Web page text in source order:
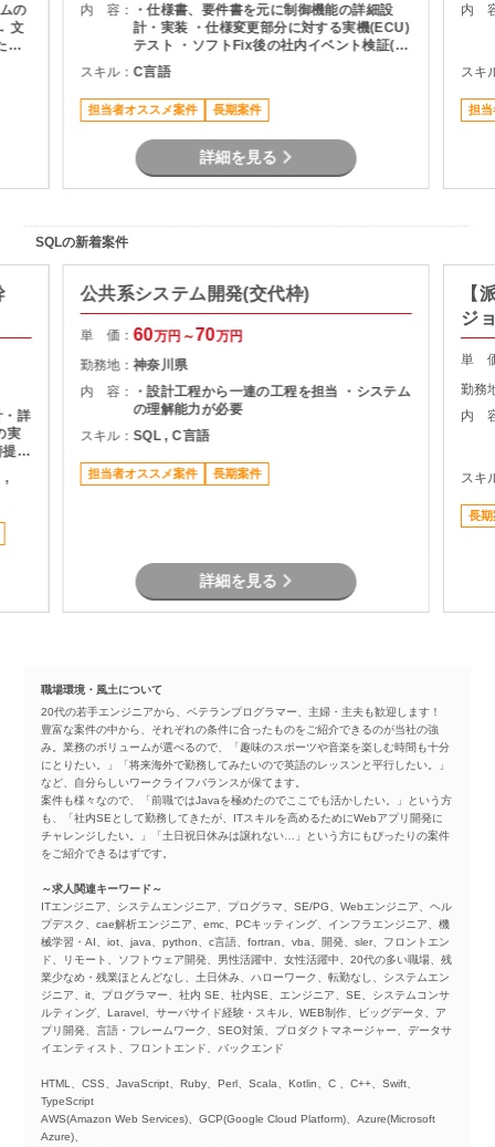
の
文
プ
内 容：
・仕様書、要件書を元に制御機能の詳細設
計・実装 ・仕様変更部分に対する実機(ECU)
テスト ・ソフトFix後の社内イベント検証(ハ
ード/ソフト)
スキル：C言語
担当者オススメ案件 長期案件
詳細を見る
内
スキ
担当
SQLの新着案件
・詳
実
案
,
公共系システム開発(交代枠)
単 価：60万円～70万円
勤務地：神奈川県
内 容：
・設計工程から一連の工程を担当 ・システム
の理解能力が必要
スキル：SQL , C言語
担当者オススメ案件 長期案件
詳細を見る
【
ジ
単
勤務
内
スキ
長期
職場環境・風土について
20代の若手エンジニアから、ベテランプログラマー、主婦・主夫も歓迎します！
豊富な案件の中から、それぞれの条件に合ったものをご紹介できるのが当社の強
み。業務のボリュームが選べるので、「趣味のスポーツや音楽を楽しむ時間も十分
にとりたい。」「将来海外で勤務してみたいので英語のレッスンと平行したい。」
など、自分らしいワークライフバランスが保てます。
案件も様々なので、「前職ではJavaを極めたのでここでも活かしたい。」という方
も、「社内SEとして勤務してきたが、ITスキルを高めるためにWebアプリ開発に
チャレンジしたい。」「土日祝日休みは譲れない…」という方にもぴったりの案件
をご紹介できるはずです。
～求人関連キーワード～
ITエンジニア、システムエンジニア、プログラマ、SE/PG、Webエンジニア、ヘル
プデスク、cae解析エンジニア、emc、PCキッティング、インフラエンジニア、機
械学習・AI、iot、java、python、c言語、fortran、vba、開発、sler、フロントエン
ド、リモート、ソフトウェア開発、男性活躍中、女性活躍中、20代の多い職場、残
業少なめ・残業ほとんどなし、土日休み、ハローワーク、転勤なし、システムエン
ジニア、it、プログラマー、社内 SE、社内SE、エンジニア、SE、システムコンサ
ルティング、Laravel、サーバサイド経験・スキル、WEB制作、ビッグデータ、ア
プリ開発、言語・フレームワーク、SEO対策、プロダクトマネージャー、データサ
イエンティスト、フロントエンド、バックエンド
HTML、CSS、JavaScript、Ruby、Perl、Scala、Kotlin、C 、C++、Swift、
TypeScript
AWS(Amazon Web Services)、GCP(Google Cloud Platform)、Azure(Microsoft
Azure)、